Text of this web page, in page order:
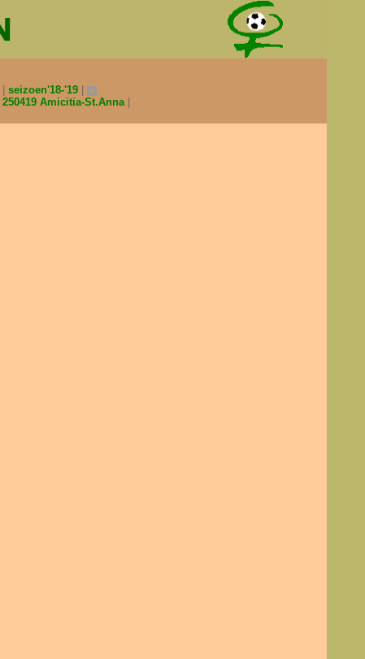
seizoen'18-'19
250419 Amicitia-St.Anna